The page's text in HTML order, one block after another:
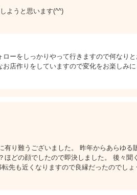
ようと思います(^^)
ーをしっかりやって行きますので何なり
店作りをしていますので変化をお楽しみに
り難うございました。 昨年からあらゆ
どの顔でしたので即決しました。 後々
先も近くなりますので良縁だったのでしょ